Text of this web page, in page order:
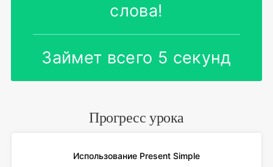
слова!
Займет всего 5 секунд
Прогресс урока
Использование Present Simple